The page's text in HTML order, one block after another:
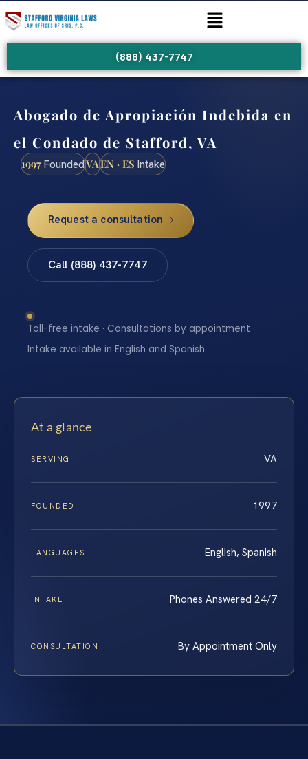
(888) 437-7747
Abogado de Apropiación Indebida en
el Condado de Stafford, VA
1997 FoundedVAEN · ES Intake
Request a consultation
Call (888) 437-7747
Toll-free intake · Consultations by appointment ·
Intake available in English and Spanish
At a glance
SERVING VA
FOUNDED 1997
LANGUAGES English, Spanish
INTAKE Phones Answered 24/7
CONSULTATION By Appointment Only